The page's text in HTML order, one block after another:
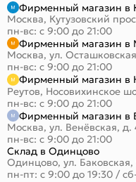
Фирменный магазин в
Москва, Кутузовский
пн-вс: с 9:00 до 21:00
Фирменный магазин в
Москва, ул.
пн-вс: с 9:00 до 21:00
Фирменный магазин в
Реутов, Носовихинское
пн-вс: с 9:00 до 21:00
Фирменный магазин в
Москва, ул. Венёвская, д.
пн-вс: с 9:00 до 21:00
Склад в Одинцово
Одинцово, ул. Баковская,
пн-пт: с 9:00 до 19:30 /